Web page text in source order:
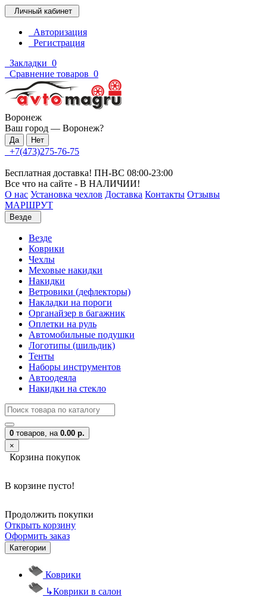
Личный кабинет
Авторизация
Регистрация
Закладки 0
Сравнение товаров 0
Воронеж
Ваш город — Воронеж?
+7(473)275-76-75
Бесплатная доставка! ПН-ВС 08:00-23:00
Все что на сайте - В НАЛИЧИИ!
О нас Установка чехлов Доставка Контакты Отзывы
МАРШРУТ
Везде
Везде
Коврики
Чехлы
Меховые накидки
Накидки
Ветровики (дефлекторы)
Накладки на пороги
Органайзер в багажник
Оплетки на руль
Автомобильные подушки
Логотипы (шильдик)
Тенты
Наборы инструментов
Автоодеяла
Накидки на стекло
0 товаров, на 0.00 р.
×
Корзина покупок
В корзине пусто!
Продолжить покупки
Открыть корзину
Оформить заказ
Категории
Коврики
↳Коврики в салон